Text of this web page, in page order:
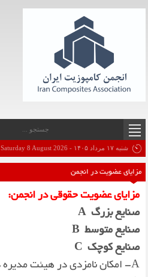
شنبه ۱۷ مرداد ۱۴۰۵ - Saturday 8 August 2026
مزایای عضویت در انجمن
مزایای عضویت حقوقی در انجمن:
صنایع بزرگ A
صنایع متوسط
صنایع کوچک
A- امكان نامزدی در هیئت مدیره دوره های بعدی انجمن.